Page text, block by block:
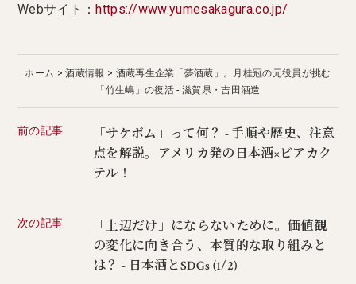
Webサイト：https://www.yumesakagura.co.jp/
ホーム 酒蔵情報
酒蔵再生企業「夢酒蔵」。月桂冠の元役員が挑む
「竹生嶋」の復活 - 滋賀県・吉田酒造
前の記事
「サケボム」って何？ - 手順や歴史、注意
点を解説。アメリカ発の日本酒×ビアカク
テル！
次の記事
「上辺だけ」にならないために。価値観
の変化に向き合う、本質的な取り組みと
は？ - 日本酒とSDGs (1/2)